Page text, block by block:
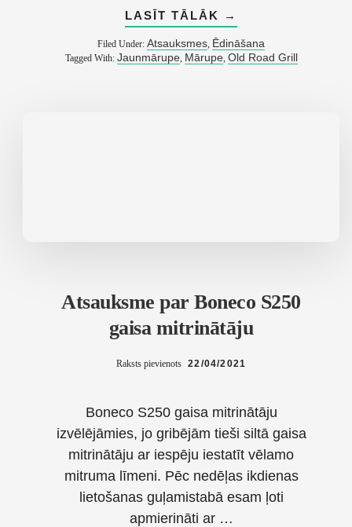
LASĪT TĀLĀK
ABOUT
GARŠĪGS
ĒDIENS
OLD
ROAD
→
Filed Under:Atsauksmes, Ēdināšana
Tagged With: Jaunmārupe, Mārupe, Old Road Grill
Atsauksme par Boneco S250
gaisa mitrinātāju
Raksts pievienots 22/04/2021
Boneco S250 gaisa mitrinātāju
izvēlējāmies, jo gribējām tieši siltā gaisa
mitrinātāju ar iespēju iestatīt vēlamo
mitruma līmeni. Pēc nedēļas ikdienas
lietošanas guļamistabā esam ļoti
apmierināti ar …